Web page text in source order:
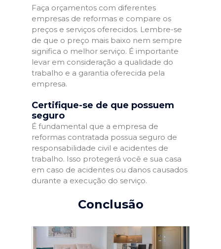
Faça orçamentos com diferentes
empresas de reformas e compare os
preços e serviços oferecidos. Lembre-se
de que o preço mais baixo nem sempre
significa o melhor serviço. É importante
levar em consideração a qualidade do
trabalho e a garantia oferecida pela
empresa.
Certifique-se de que possuem
seguro
É fundamental que a empresa de
reformas contratada possua seguro de
responsabilidade civil e acidentes de
trabalho. Isso protegerá você e sua casa
em caso de acidentes ou danos causados
durante a execução do serviço.
Conclusão